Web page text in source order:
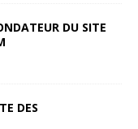
DU SITE
DES